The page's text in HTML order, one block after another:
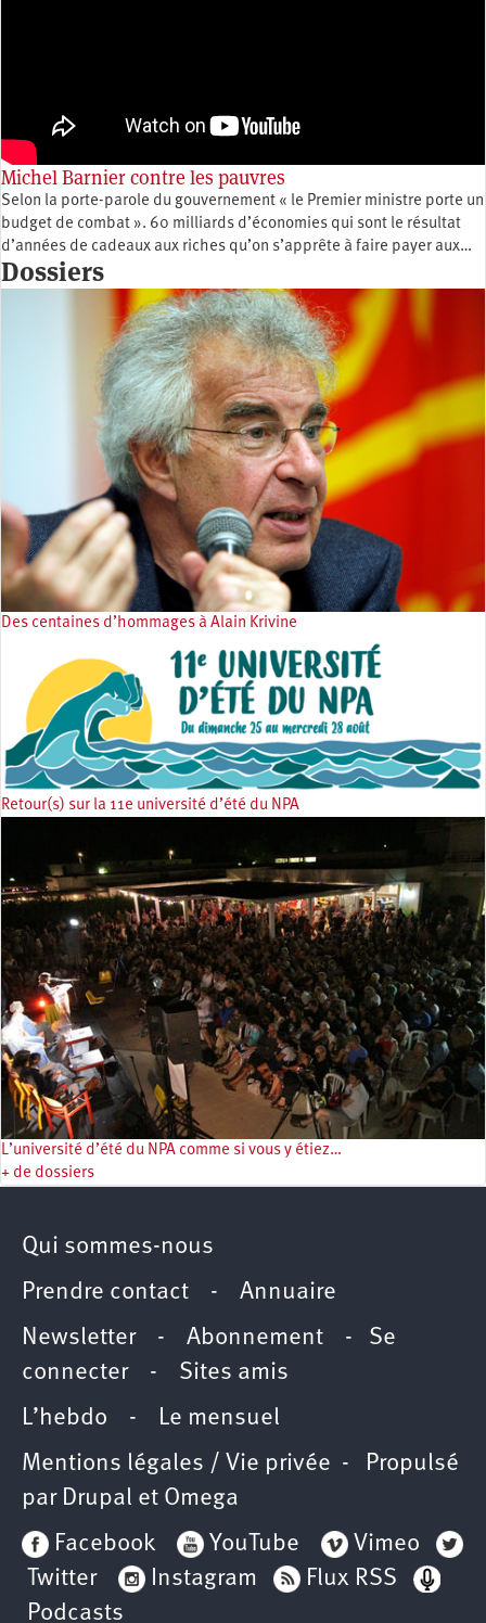
Michel Barnier contre les pauvres
Selon la porte-parole du gouvernement « le Premier ministre porte un
budget de combat ». 60 milliards d’économies qui sont le résultat
d’années de cadeaux aux riches qu’on s’apprête à faire payer aux…
Dossiers
Des centaines d’hommages à Alain Krivine
Retour(s) sur la 11e université d’été du NPA
L’université d’été du NPA comme si vous y étiez…
+ de dossiers
Qui sommes-nous
Prendre contact - Annuaire
Newsletter - Abonnement - Se
connecter- Sites amis
L’hebdo - Le mensuel
Mentions légales / Vie privée - Propulsé
par Drupal et Omega
Facebook
YouTube
Vimeo
Twitter
Instagram
Flux RSS
Podcasts